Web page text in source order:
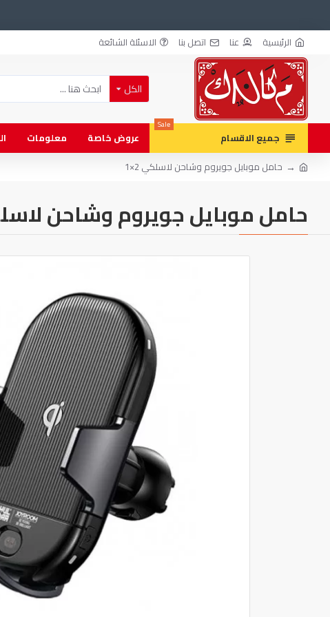
الرئيسية عنا اتصل بنا الاسئلة الشائعة
الكل
جميع الاقسام
Sale
عروض خاصة معلومات
حامل موبايل جويروم وشاحن لاسلكي 2×1
حامل موبايل جويروم وشاحن